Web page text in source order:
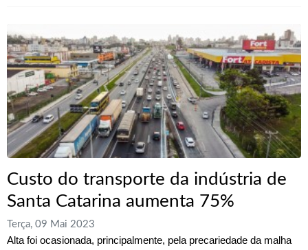
Custo do transporte da indústria de
Santa Catarina aumenta 75%
Terça, 09 Mai 2023
Alta foi ocasionada, principalmente, pela precariedade da malha